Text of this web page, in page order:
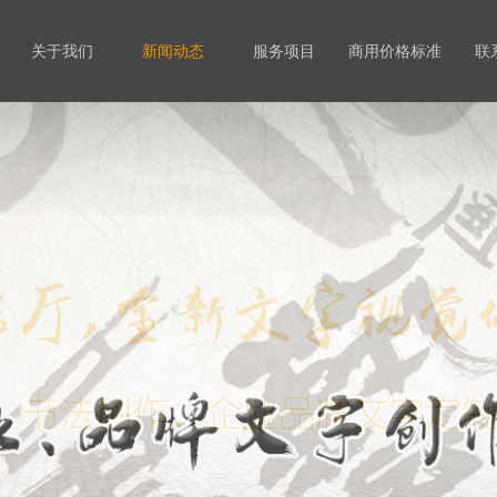
关于我们 新闻动态 服务项目 商用价格标准 联